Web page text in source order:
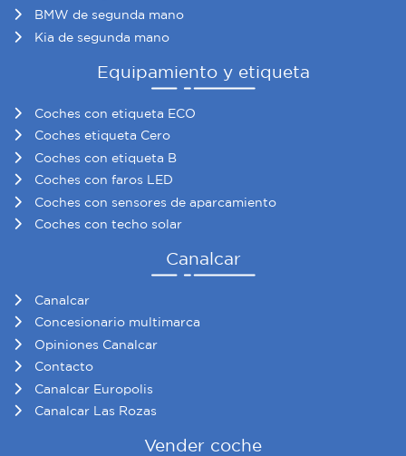
BMW de segunda mano
Kia de segunda mano
Equipamiento y etiqueta
Coches con etiqueta ECO
Coches etiqueta Cero
Coches con etiqueta B
Coches con faros LED
Coches con sensores de aparcamiento
Coches con techo solar
Canalcar
Canalcar
Concesionario multimarca
Opiniones Canalcar
Contacto
Canalcar Europolis
Canalcar Las Rozas
Vender coche